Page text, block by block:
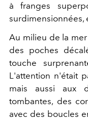
à franges
surdimensionnées,
Au milieu de la
des poches
touche
L'attention n'était
mais aussi aux
tombantes, des
avec des boucles